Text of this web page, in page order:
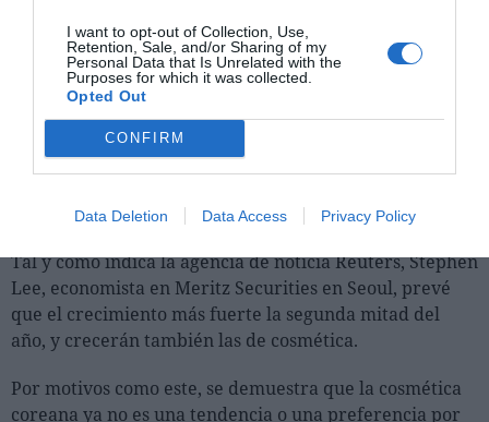
I want to opt-out of Collection, Use,
Retention, Sale, and/or Sharing of my
Personal Data that Is Unrelated with the
Purposes for which it was collected.
Opted Out
CONFIRM
Data Deletion Data Access Privacy Policy
Tal y como indica la agencia de noticia Reuters, Stephen
Lee, economista en Meritz Securities en Seoul, prevé
que el crecimiento más fuerte la segunda mitad del
año, y crecerán también las de cosmética.
Por motivos como este, se demuestra que la cosmética
coreana ya no es una tendencia o una preferencia por